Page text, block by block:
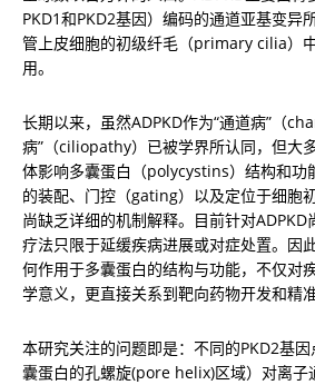
PKD1和PKD2基因）编码的通道亚基变异
管上皮细胞的初级纤毛（primary cilia）
用。
长期以来，虽然ADPKD作为“通道病”（
病”（ciliopathy）已被学界所认同，但大
体影响多囊蛋白（polycystins）结构和功
的装配、门控（gating）以及定位于细胞
尚缺乏详细的机制解释。目前针对
疗法只限于延缓疾病进展或对症处置。因
何作用于多囊蛋白的结构与功能，不仅对
学意义，更直接关系到靶向药物开发和精
本研究关注的问题即是：不同的PKD2基
囊蛋白的孔螺旋(pore helix)区域）对离子